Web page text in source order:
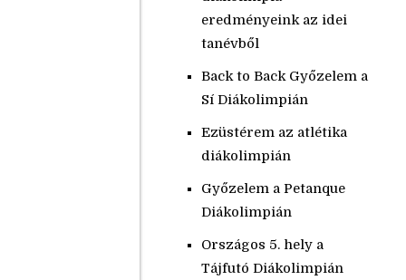
eredményeink az idei
tanévből
Back to Back Győzelem a
Sí Diákolimpián
Ezüstérem az atlétika
diákolimpián
Győzelem a Petanque
Diákolimpián
Országos 5. hely a
Tájfutó Diákolimpián